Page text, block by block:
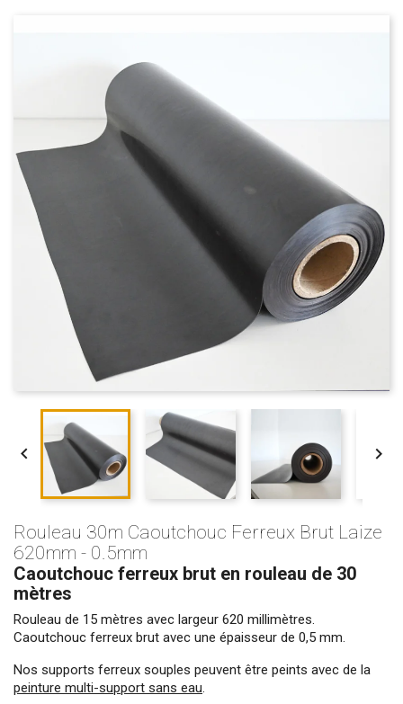
 
Rouleau 30m Caoutchouc Ferreux Brut Laize
620mm - 0.5mm
Caoutchouc ferreux brut en rouleau de 30
mètres
Rouleau de 15 mètres avec largeur 620 millimètres.
Caoutchouc ferreux brut avec une épaisseur de 0,5 mm.
Nos supports ferreux souples peuvent être peints avec de la
peinture multi-support sans eau.